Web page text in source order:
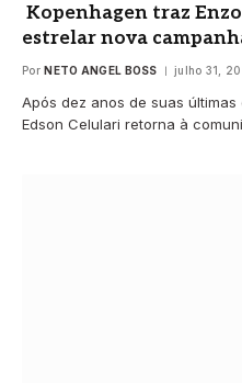
Kopenhagen traz
estrelar nova
Por NETO ANGEL BOSS julho 31,
Após dez anos de suas
Edson Celulari retorna à